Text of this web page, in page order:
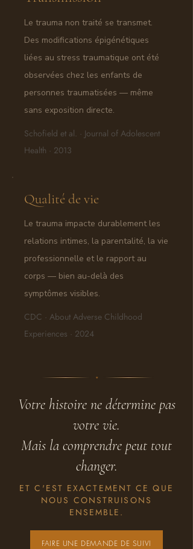
Le trauma non traité se transmet.
Des modifications épigénétiques
liées au stress traumatique ont été
observées chez les enfants de
personnes traumatisées — même
sans exposition directe.
Schofield et al. · Journal of Adolescent
Health · 2013
Qualité de vie
Le trauma impacte durablement les
relations intimes, la parentalité, la vie
professionnelle et le rapport au
corps — bien au-delà des
symptômes visibles.
CDC · About Adverse Childhood
Experiences · 2024
Votre histoire ne détermine pas
votre vie.
Mais la comprendre peut tout
changer.
ET C'EST EXACTEMENT CE QUE
NOUS CONSTRUISONS
ENSEMBLE.
FAIRE UNE DEMANDE DE SUIVI